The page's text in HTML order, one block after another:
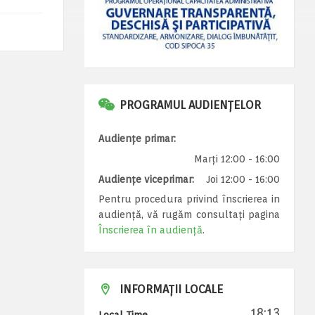
PROGRAMUL AUDIENȚELOR
Audiențe primar:
Marți 12:00 - 16:00
Audiențe viceprimar:
Joi 12:00 - 16:00
Pentru procedura privind înscrierea in
audiență, vă rugăm consultați pagina
Înscrierea în audiență.
INFORMAȚII LOCALE